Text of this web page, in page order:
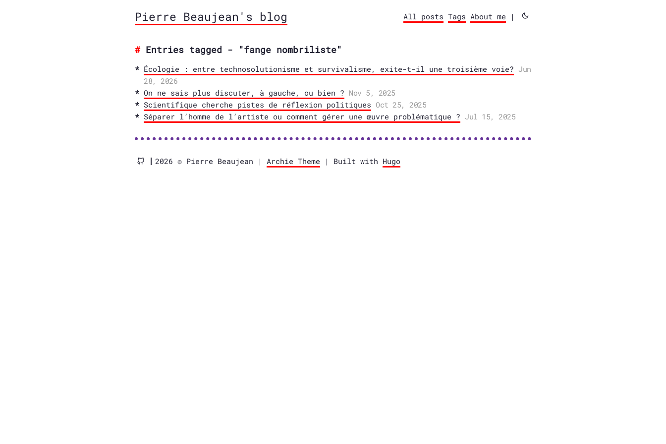
Pierre Beaujean's blog All posts Tags About me |
Entries tagged - "fange nombriliste"
Écologie : entre technosolutionisme et survivalisme, exite-t-il une troisième voie? Jun
28, 2026
On ne sais plus discuter, à gauche, ou bien ? Nov 5, 2025
Scientifique cherche pistes de réflexion politiques Oct 25, 2025
Séparer l’homme de l’artiste ou comment gérer une œuvre problématique ? Jul 15, 2025
2026 © Pierre Beaujean | Archie Theme | Built with Hugo